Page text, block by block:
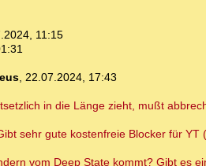
11:15
, 22.07.2024, 17:43
in die Länge zieht, mußt
sehr gute kostenfreie Blocker für YT
vom Deep State kommt? Gibt es